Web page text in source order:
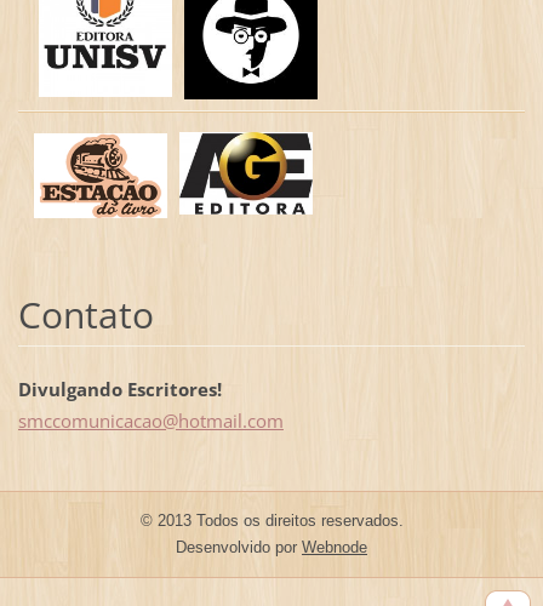
Contato
Divulgando Escritores!
smccomunicacao@hotmail.com
© 2013 Todos os direitos reservados.
Desenvolvido por Webnode